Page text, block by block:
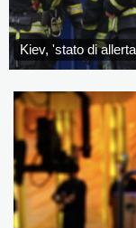
'Patria Milagro'
De la Espriella
'Patria Milagro'
Lincoln Memorial
Trump chiede alla
Lincoln Memorial
Usa, 'ci
navale'
Kiev, 'stato di